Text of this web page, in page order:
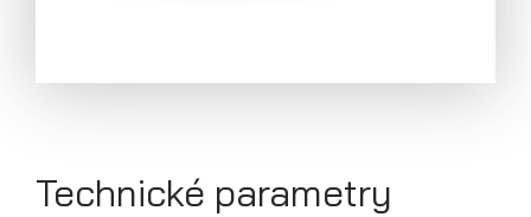
Přívěsy s koly pod ložnou plochou
(hliníkové a plechové bočnice)
Technické parametry